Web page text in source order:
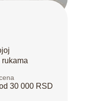
rukama
30 000 RSD